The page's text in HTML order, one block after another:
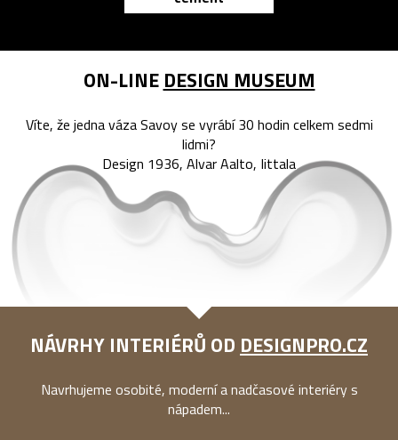
ON-LINE DESIGN MUSEUM
Víte, že jedna váza Savoy se vyrábí 30 hodin celkem sedmi
lidmi?
Design 1936, Alvar Aalto, Iittala
NÁVRHY INTERIÉRŮ OD DESIGNPRO.CZ
Navrhujeme osobité, moderní a nadčasové interiéry s
nápadem...